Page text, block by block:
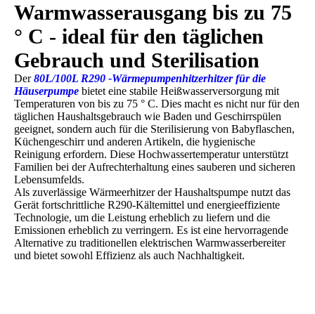
Warmwasserausgang bis zu 75
° C - ideal für den täglichen
Gebrauch und Sterilisation
Der80L/100L R290 -Wärmepumpenhitzerhitzer für die
Häuserpumpe bietet eine stabile Heißwasserversorgung mit
Temperaturen von bis zu 75 ° C. Dies macht es nicht nur für den
täglichen Haushaltsgebrauch wie Baden und Geschirrspülen
geeignet, sondern auch für die Sterilisierung von Babyflaschen,
Küchengeschirr und anderen Artikeln, die hygienische
Reinigung erfordern. Diese Hochwassertemperatur unterstützt
Familien bei der Aufrechterhaltung eines sauberen und sicheren
Lebensumfelds.
Als zuverlässige Wärmeerhitzer der Haushaltspumpe nutzt das
Gerät fortschrittliche R290-Kältemittel und energieeffiziente
Technologie, um die Leistung erheblich zu liefern und die
Emissionen erheblich zu verringern. Es ist eine hervorragende
Alternative zu traditionellen elektrischen Warmwasserbereiter
und bietet sowohl Effizienz als auch Nachhaltigkeit.